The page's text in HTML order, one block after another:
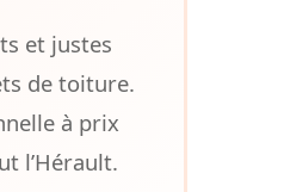
et justes
de toiture.
à prix
l’Hérault.